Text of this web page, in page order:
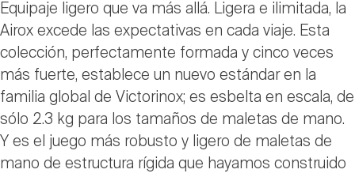
Equipaje ligero que va más allá. Ligera e ilimitada, la
Airox excede las expectativas en cada viaje. Esta
colección, perfectamente formada y cinco veces
más fuerte, establece un nuevo estándar en la
familia global de Victorinox; es esbelta en escala, de
sólo 2.3 kg para los tamaños de maletas de mano.
Y es el juego más robusto y ligero de maletas de
mano de estructura rígida que hayamos construido